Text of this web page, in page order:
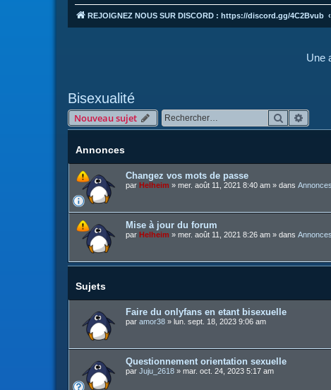
REJOIGNEZ NOUS SUR DISCORD : https://discord.gg/4C2Bvub
Une
Bisexualité
Nouveau sujet Rechercher
Annonces
Changez vos mots de passe
par Helheim » mer. août 11, 2021 8:40 am » dans Annonces
Mise à jour du forum
par Helheim » mer. août 11, 2021 8:26 am » dans Annonces
Sujets
Faire du onlyfans en etant bisexuelle
par amor38 » lun. sept. 18, 2023 9:06 am
Questionnement orientation sexuelle
par Juju_2618 » mar. oct. 24, 2023 5:17 am